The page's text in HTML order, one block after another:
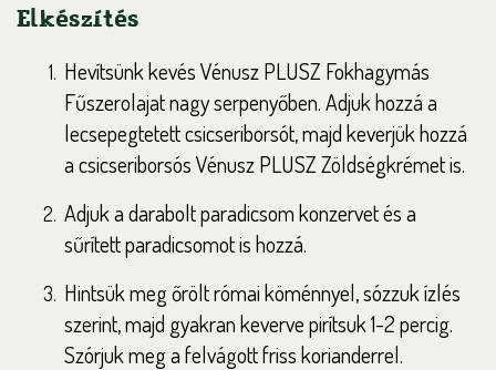
Elkészítés
Hevítsünk kevés Vénusz PLUSZ Fokhagymás
Fűszerolajat nagy serpenyőben. Adjuk hozzá a
lecsepegtetett csicseriborsót, majd keverjük hozzá
a csicseriborsós Vénusz PLUSZ Zöldségkrémet is.
Adjuk a darabolt paradicsom konzervet és a
sűrített paradicsomot is hozzá.
Hintsük meg őrölt római köménnyel, sózzuk ízlés
szerint, majd gyakran keverve pirítsuk 1-2 percig.
Szórjuk meg a felvágott friss korianderrel.